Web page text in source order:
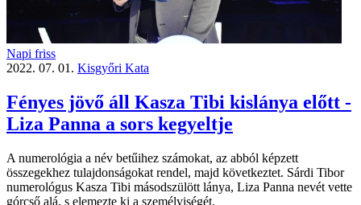
Napi friss
2022. 07. 01. Kisgyőri Kata
Fényes jövő áll Kasza Tibi kislánya előtt -
Liza Panna a sors kegyeltje
A numerológia a név betűihez számokat, az abból képzett
összegekhez tulajdonságokat rendel, majd következtet. Sárdi Tibor
numerológus Kasza Tibi másodszülött lánya, Liza Panna nevét vette
górcső alá, s elemezte ki a személyiségét.